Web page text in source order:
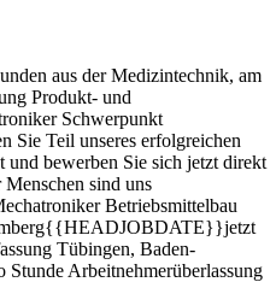
aus der Medizintechnik, am
Produkt- und
Schwerpunkt
Sie Teil unseres erfolgreichen
und bewerben Sie sich jetzt direkt
sind uns
Betriebsmittelbau
Tübingen, Baden-
Arbeitnehmerüberlassung